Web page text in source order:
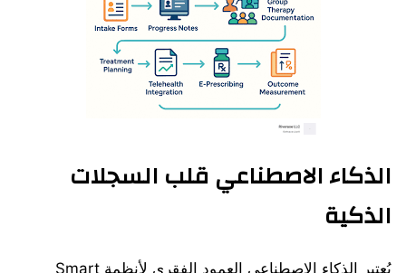
الذكاء الاصطناعي قلب السجلات
الذكية
يُعتبر الذكاء الاصطناعي العمود الفقري لأنظمة Smart